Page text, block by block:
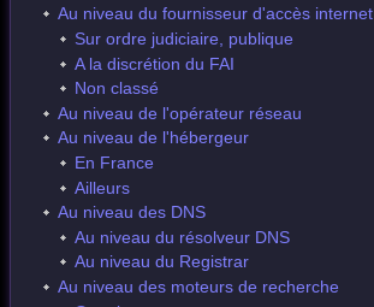
Au niveau du fournisseur d'accès internet
Sur ordre judiciaire, publique
A la discrétion du FAI
Non classé
Au niveau de l'opérateur réseau
Au niveau de l'hébergeur
En France
Ailleurs
Au niveau des DNS
Au niveau du résolveur DNS
Au niveau du Registrar
Au niveau des moteurs de recherche